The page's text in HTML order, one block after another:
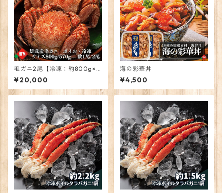
毛ガニ2尾【冷凍：約800g×
2】
¥20,000
海の彩華丼
¥4,500